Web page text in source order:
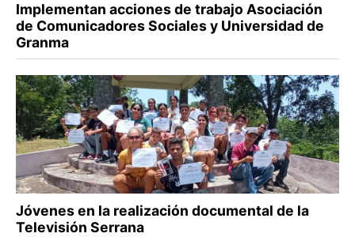
Implementan acciones de trabajo Asociación
de Comunicadores Sociales y Universidad de
Granma
Jóvenes en la realización documental de la
Televisión Serrana